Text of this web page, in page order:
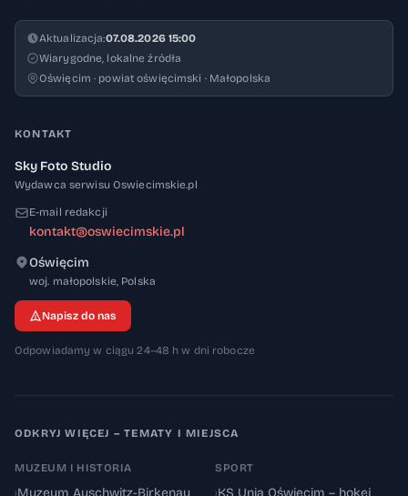
Aktualizacja:07.08.2026 15:00
Wiarygodne, lokalne źródła
Oświęcim · powiat oświęcimski · Małopolska
KONTAKT
Sky Foto Studio
Wydawca serwisu Oswiecimskie.pl
E-mail redakcji
kontakt@oswiecimskie.pl
Oświęcim
woj. małopolskie, 32-600
Polska
Napisz do nas
Odpowiadamy w ciągu 24–48 h w dni robocze
ODKRYJ WIĘCEJ – TEMATY I MIEJSCA
MUZEUM I HISTORIA
›Muzeum Auschwitz-Birkenau
SPORT
›KS Unia Oświęcim – hokej